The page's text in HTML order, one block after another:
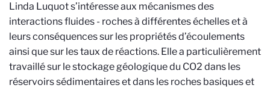
Linda Luquot s’intéresse aux mécanismes des
interactions fluides - roches à différentes échelles et à
leurs conséquences sur les propriétés d’écoulements
ainsi que sur les taux de réactions. Elle a particulièrement
travaillé sur le stockage géologique du CO2 dans les
réservoirs sédimentaires et dans les roches basiques et